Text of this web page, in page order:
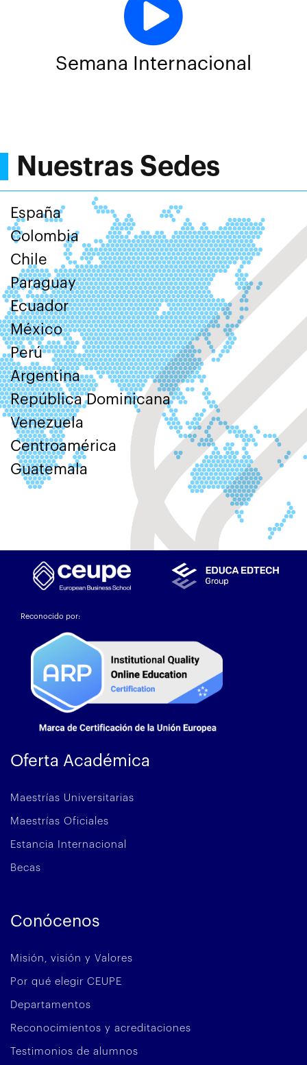
Semana Internacional
Nuestras Sedes
España
Colombia
Chile
Paraguay
Ecuador
México
Perú
Argentina
República Dominicana
Venezuela
Centroamérica
Guatemala
Reconocido por:
Oferta Académica
Maestrías Universitarias
Maestrías Oficiales
Estancia Internacional
Becas
Conócenos
Misión, visión y Valores
Por qué elegir CEUPE
Departamentos
Reconocimientos y acreditaciones
Testimonios de alumnos